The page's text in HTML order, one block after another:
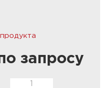
запросу